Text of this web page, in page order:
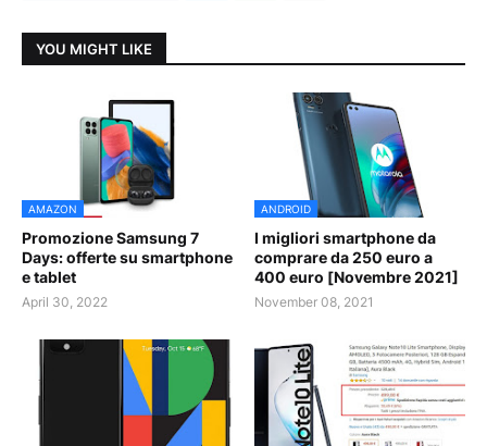
YOU MIGHT LIKE
AMAZON
Promozione Samsung 7
Days: offerte su smartphone
e tablet
April 30, 2022
ANDROID
I migliori smartphone da
comprare da 250 euro a
400 euro [Novembre 2021]
November 08, 2021